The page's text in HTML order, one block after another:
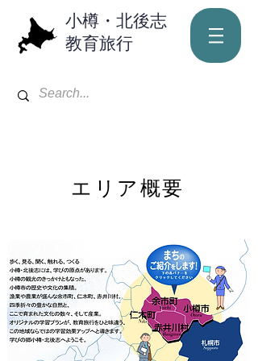
小樽・北後志
教育旅行
エリア概要